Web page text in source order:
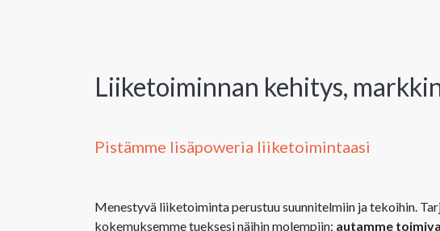
Liiketoiminnan kehitys,
Pistämme lisäpoweria liiketoimintaasi
Menestyvä liiketoiminta perustuu suunnitelmiin ja tekoihin.
kokemuksemme tueksesi näihin molempiin: autamme